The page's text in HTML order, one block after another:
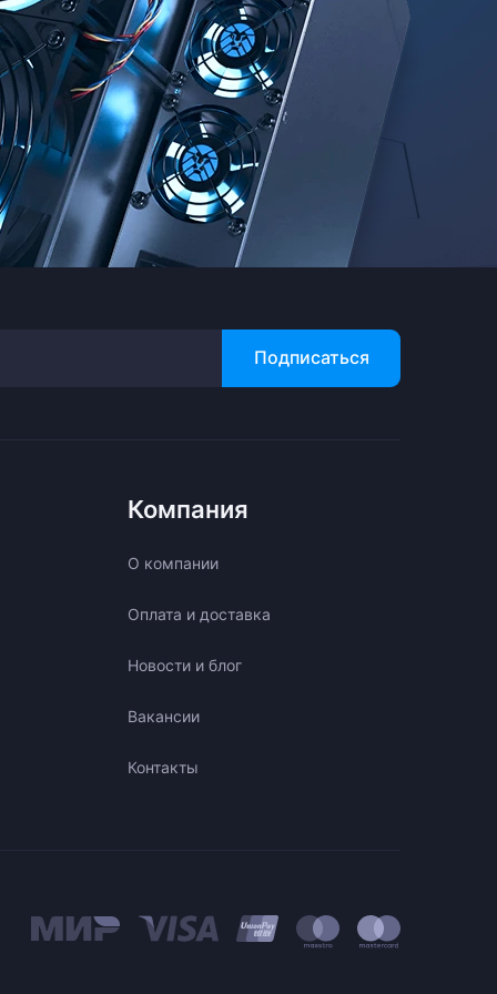
Подписаться
Компания
О компании
Оплата и доставка
Новости и блог
Вакансии
Контакты